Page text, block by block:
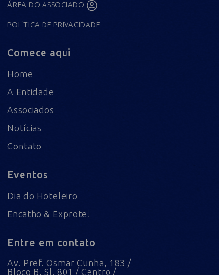
ÁREA DO ASSOCIADO
POLÍTICA DE PRIVACIDADE
Comece aqui
Home
A Entidade
Associados
Notícias
Contato
Eventos
Dia do Hoteleiro
Encatho & Exprotel
Entre em contato
Av. Pref. Osmar Cunha, 183 /
Bloco B, Sl. 801 / Centro /